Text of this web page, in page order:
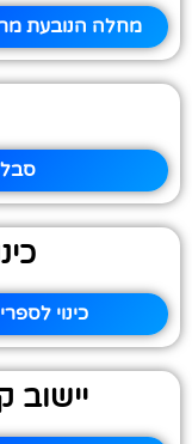
מחלה הנובעת
כינוי
יישוב